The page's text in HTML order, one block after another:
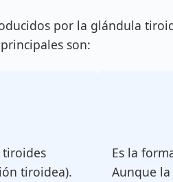
por la glándula
son:
tiroides
tiroidea).
Es la
Aunque